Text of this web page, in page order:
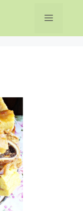
Menu